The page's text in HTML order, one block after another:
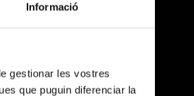
Informació
gestionar les vostres
que puguin diferenciar la